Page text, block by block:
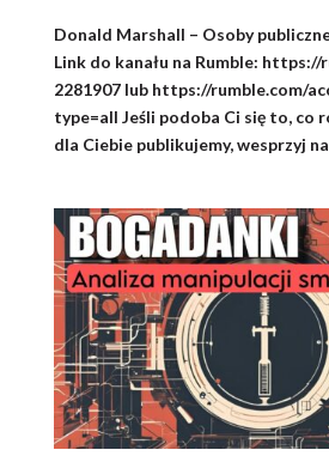
Donald Marshall – Osoby
Link do kanału na Rumble: https://
2281907 lub https://rumble.com/
type=all Jeśli podoba Ci się to, co
dla Ciebie publikujemy, wesprzyj